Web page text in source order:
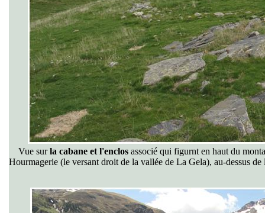
Vue surla cabane et l'enclos associé qui figurnt en haut du
Hourmagerie (le versant droit de la vallée de La Gela), au-dessus